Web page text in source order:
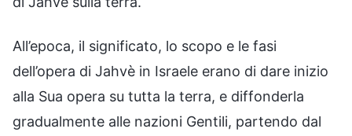
All’epoca, il significato, lo scopo e le fasi
dell’opera di Jahvè in Israele erano di dare inizio
alla Sua opera su tutta la terra, e diffonderla
gradualmente alle nazioni Gentili, partendo dal